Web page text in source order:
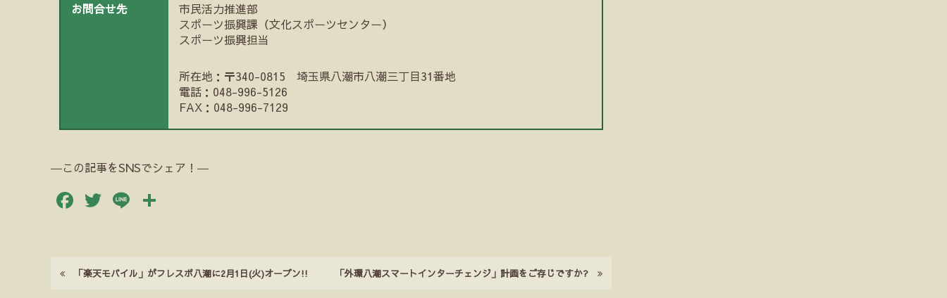
お問合せ先
市民活力推進部
スポーツ振興課（文化スポーツセンター）
スポーツ振興担当
所在地：〒340-0815 埼玉県八潮市八潮三丁目31番地
電話：048-996-5126
FAX：048-996-7129
―この記事をSNSでシェア！―
Facebook
Twitter
Line
「楽天モバイル」がフレスポ八潮に2月1日(火)オープン!! 「外環八潮スマートインターチェンジ」計画をご存じですか?